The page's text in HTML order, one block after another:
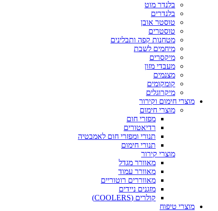
בלנדר מוט
בלנדרים
טוסטר אובן
טוסטרים
מטחנות קפה ותבלינים
מיחמים לשבת
מיקסרים
מעבדי מזון
מצנמים
קומקומים
מיקרוגלים
מוצרי חימום וקירור
מוצרי חימום
מפזרי חום
רדיאטורים
תנורי ומפזרי חום לאמבטיה
תנורי חימום
מוצרי קירור
מאוורר מגדל
מאוורר עמוד
מאווררים רוטוריים
מזגנים ניידים
קולרים (COOLERS)
מוצרי טיפוח